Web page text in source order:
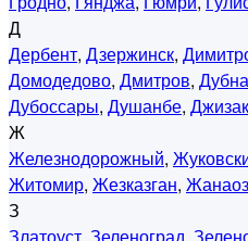
Д
Дербент, Дзержинск,
Домодедово, Дмитров, Дубна
Дубоссары, Душанбе, Джизак
Ж
Железнодорожный,
Житомир, Жезказган,
З